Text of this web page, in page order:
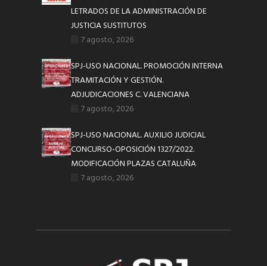
LETRADOS DE LA ADMINISTRACIÓN DE
JUSTICIA SUSTITUTOS
7 agosto, 2026
SPJ-USO NACIONAL. PROMOCIÓN INTERNA
TRAMITACIÓN Y GESTIÓN.
ADJUDICACIONES C. VALENCIANA
7 agosto, 2026
SPJ-USO NACIONAL. AUXILIO JUDICIAL
CONCURSO-OPOSICIÓN 1327/2022.
MODIFICACIÓN PLAZAS CATALUÑA
7 agosto, 2026